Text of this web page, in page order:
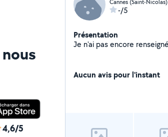
4,6/5
Cannes (Saint-Nicolas)
-/5
Présentation
Aucun avis pour l'instant